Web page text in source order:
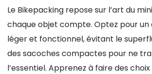
Le Bikepacking repose sur l’art du
chaque objet compte. Optez pour un
léger et fonctionnel, évitant le
des sacoches compactes pour ne
l’essentiel. Apprenez à faire des